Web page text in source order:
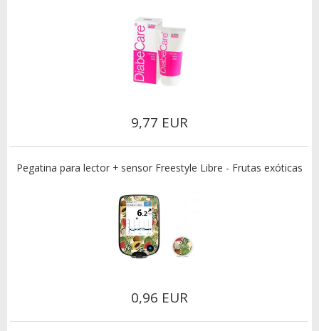
9,77 EUR
Pegatina para lector + sensor Freestyle Libre - Frutas exóticas
0,96 EUR